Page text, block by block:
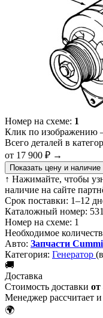
Номер на схеме: 1
Клик по изображению
Всего деталей в
от 17 900 ₽ →
Показать цену и наличие
↑ Нажимайте, чтобы
наличие на сайте
Срок поставки: 1–12
Каталожный номер:
Номер на схеме: 1
Необходимое
Авто: Запчасти
Категория: Генератор
🚚
Доставка
Стоимость доставки от
Менеджер рассчитает
🌍